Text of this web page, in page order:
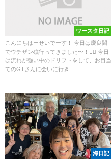
ワースタ日記
こんにちはーせいでーす！ 今日は慶良間
でウチザン礁行ってきました〜！👍🏿 今日
は流れが強い中のドリフトをして、お目当
てのGTさんに会いに行き...
海日記